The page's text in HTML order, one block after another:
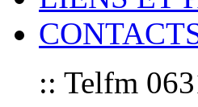
:: Telfm